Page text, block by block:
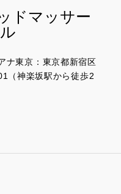
東京：東京都新宿区
（神楽坂駅から徒歩2